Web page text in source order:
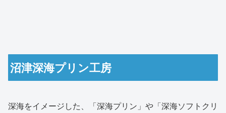
沼津深海プリン工房
深海をイメージした、「深海プリン」や「深海ソフトクリ